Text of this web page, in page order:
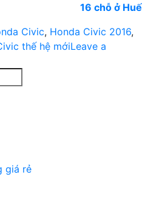
16 chỗ ở Huế
Civic, Honda Civic 2016,
thế hệ mớiLeave a
giá rẻ